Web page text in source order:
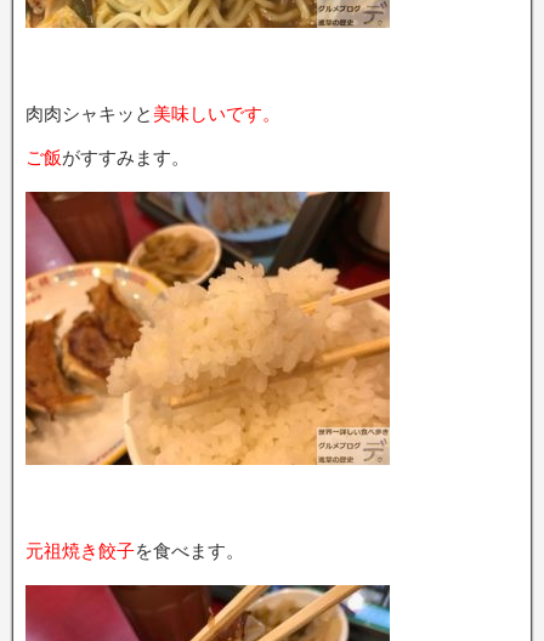
肉肉シャキッと 美味しいです。
ご飯がすすみます。
元祖焼き餃子を食べます。